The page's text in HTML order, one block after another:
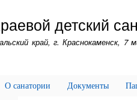
детский
край, г. Краснокаменск, 7
О санатории Документы